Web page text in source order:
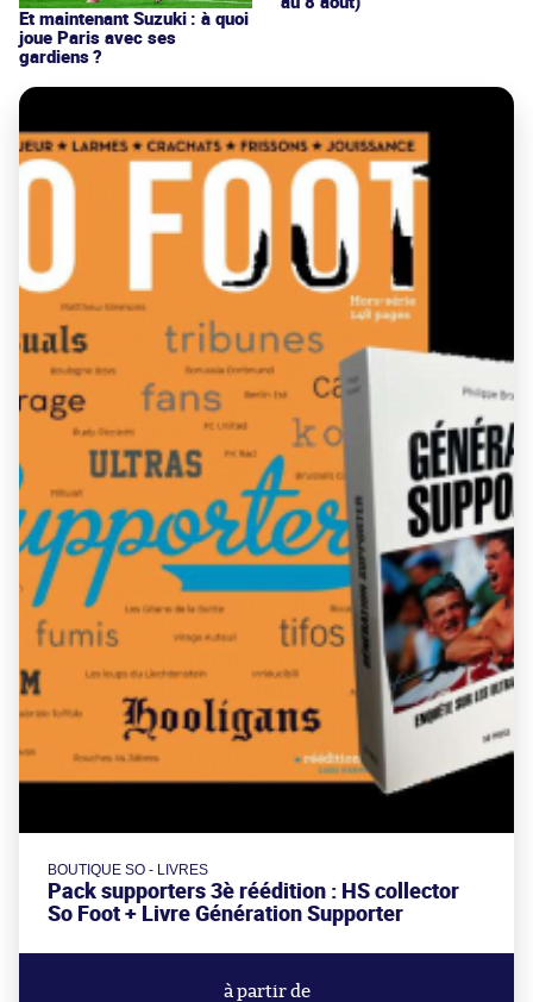
Et maintenant Suzuki : à quoi
joue Paris avec ses
gardiens ?
BOUTIQUE SO - LIVRES
Pack supporters 3è réédition : HS collector
So Foot + Livre Génération Supporter
à partir de